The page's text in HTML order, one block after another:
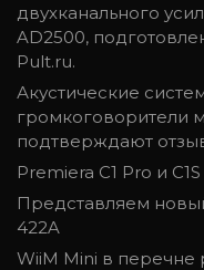
двухканального
AD2500,
Pult.ru.
Акустические
громкоговорители
подтверждают
Premiera C1 Pro и
Представляем
422A
WiiM Mini в